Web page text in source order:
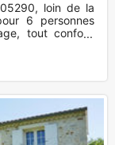
loin de la
6 personnes
tout confort,